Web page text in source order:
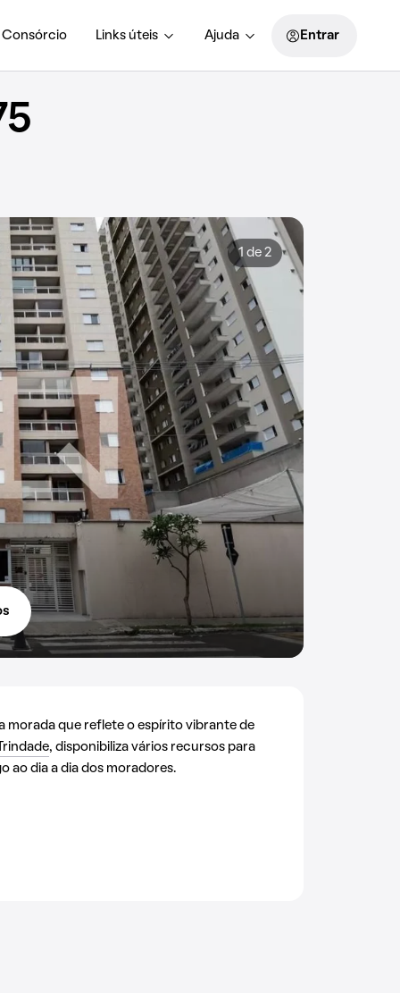
Consórcio Links úteis Ajuda Entrar
1 de 2
morada que reflete o espírito vibrante de
, disponibiliza vários recursos para
ao dia a dia dos moradores.